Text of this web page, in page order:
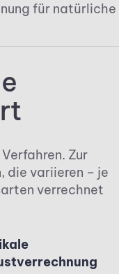
für natürliche
Zur
die variieren – je
verrechnet